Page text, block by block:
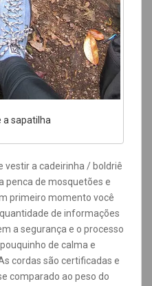
a sapatilha
vestir a cadeirinha / boldriê
penca de mosquetões e
primeiro momento você
de informações
a segurança e o processo
de calma e
cordas são certificadas e
comparado ao peso do